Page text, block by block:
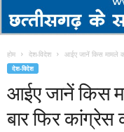
होम देश-विदेश आईए जानें किस मामले
देश-विदेश
आईए जानें किस
बार फिर कांग्रेस